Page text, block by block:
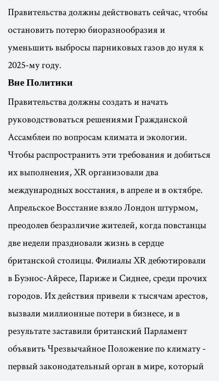
Правительства должны действовать сейчас, чтобы
остановить потерю биоразнообразия и
уменьшить выбросы парниковых газов до нуля к
2025-му году.
Вне Политики
Правительства должны создать и начать
руководствоваться решениями Гражданской
Ассамблеи по вопросам климата и экологии.
Чтобы распространить эти требования и добиться
их выполнения, XR организовали два
международных восстания, в апреле и в октябре.
Апрельское Восстание взяло Лондон штурмом,
преодолев безразличие жителей, когда повстанцы
две недели праздновали жизнь в сердце
британской столицы. Филиалы XR дебютировали
в Буэнос-Айресе, Париже и Сиднее, среди прочих
городов. Их действия привели к тысячам арестов,
вызвали миллионные потери в бизнесе, и в
результате заставили британский Парламент
объявить Чрезвычайное Положение по климату -
первый законодательный орган в мире, который